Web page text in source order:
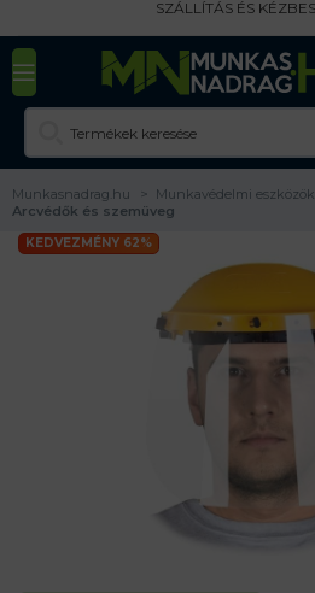
SZÁLLÍTÁS ÉS
Munkasnadrag.hu Munkavédelmi eszközök
Arcvédők és szemüveg
KEDVEZMÉNY 62%